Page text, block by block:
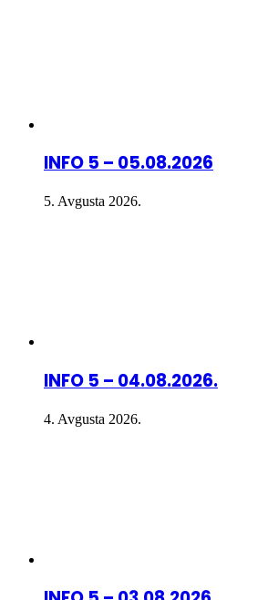
INFO 5 – 05.08.2026
5. Avgusta 2026.
INFO 5 – 04.08.2026.
4. Avgusta 2026.